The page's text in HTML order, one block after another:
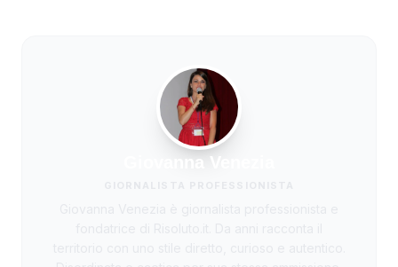
Giovanna Venezia